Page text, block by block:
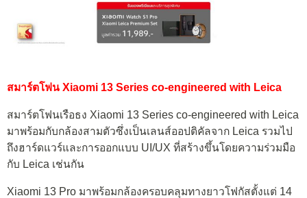
สมาร์ตโฟน Xiaomi 13 Series co-engineered with Leica
สมาร์ตโฟนเรือธง Xiaomi 13 Series co-engineered with Leica
มาพร้อมกับกล้องสามตัวซึ่งเป็นเลนส์ออปติคัลจาก Leica รวมไป
ถึงฮาร์ดแวร์และการออกแบบ UI/UX ที่สร้างขึ้นโดยความร่วมมือ
กับ Leica เช่นกัน
Xiaomi 13 Pro มาพร้อมกล้องครอบคลุมทางยาวโฟกัสตั้งแต่ 14